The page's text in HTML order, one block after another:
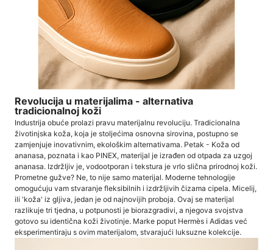
Revolucija u materijalima - alternativa
tradicionalnoj koži
Industrija obuće prolazi pravu materijalnu revoluciju. Tradicionalna
životinjska koža, koja je stoljećima osnovna sirovina, postupno se
zamjenjuje inovativnim, ekološkim alternativama. Petak - Koža od
ananasa, poznata i kao PINEX, materijal je izrađen od otpada za uzgoj
ananasa. Izdržljiv je, vodootporan i tekstura je vrlo slična prirodnoj koži.
Prometne gužve? Ne, to nije samo materijal. Moderne tehnologije
omogućuju vam stvaranje fleksibilnih i izdržljivih čizama cipela. Micelij,
ili 'koža' iz gljiva, jedan je od najnovijih proboja. Ovaj se materijal
razlikuje tri tjedna, u potpunosti je biorazgradivi, a njegova svojstva
gotovo su identična koži životinje. Marke poput Hermès i Adidas već
eksperimentiraju s ovim materijalom, stvarajući luksuzne kolekcije.